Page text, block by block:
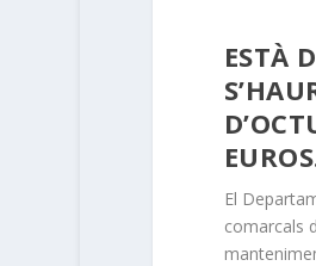
ESTÀ
El
comarcals